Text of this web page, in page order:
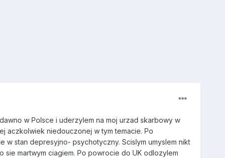
w Polsce i uderzylem na moj urzad skarbowy w
aczkolwiek niedouczonej w tym temacie. Po
stan depresyjno- psychotyczny. Scislym umyslem nikt
martwym ciagiem. Po powrocie do UK odlozylem